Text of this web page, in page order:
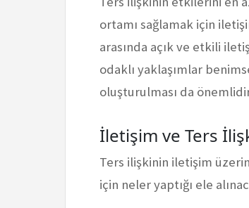
ortamı sağlamak için
arasında açık ve etkili
odaklı yaklaşımlar
oluşturulması da
İletişim ve Ters
Ters ilişkinin iletişim
için neler yaptığı ele